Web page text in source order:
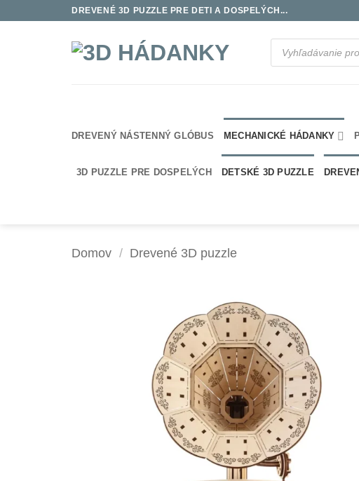
DREVENÉ 3D PUZZLE PRE DETI A DOSPELÝCH...
Products
search
DREVENÝ NÁSTENNÝ GLÓBUS MECHANICKÉ HÁDANKY
3D PUZZLE PRE DOSPELÝCH DETSKÉ 3D PUZZLE
Domov / Drevené 3D puzzle